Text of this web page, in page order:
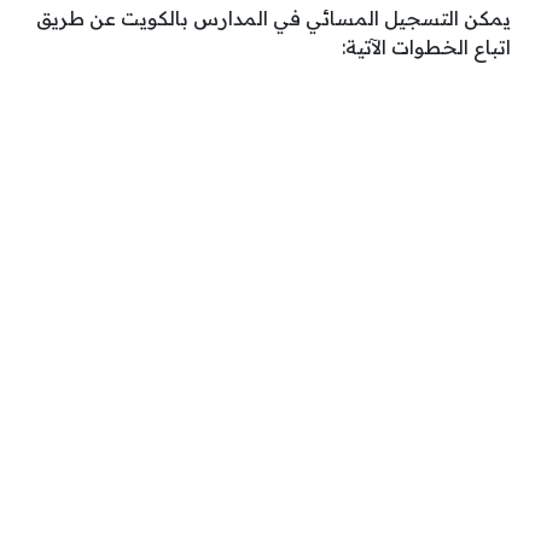
يمكن التسجيل المسائي في المدارس بالكويت عن طريق
اتباع الخطوات الآتية: